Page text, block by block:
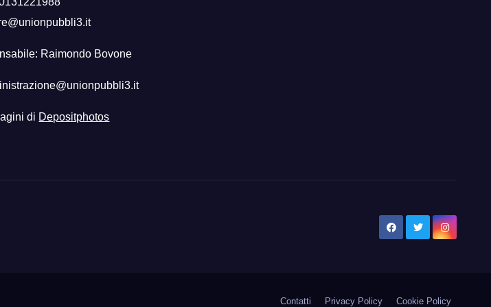
Raimondo Bovone
di Depositphotos
Contatti Privacy Policy Cookie Policy